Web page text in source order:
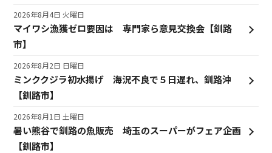
マイワシ漁獲ゼロ要因は 専門家ら意見交換会【釧路
市】
2026年8月4日 火曜日
ミンククジラ初水揚げ 海況不良で５日遅れ、釧路沖
【釧路市】
2026年8月2日 日曜日
暑い熊谷で釧路の魚販売 埼玉のスーパーがフェア企画
【釧路市】
2026年8月1日 土曜日